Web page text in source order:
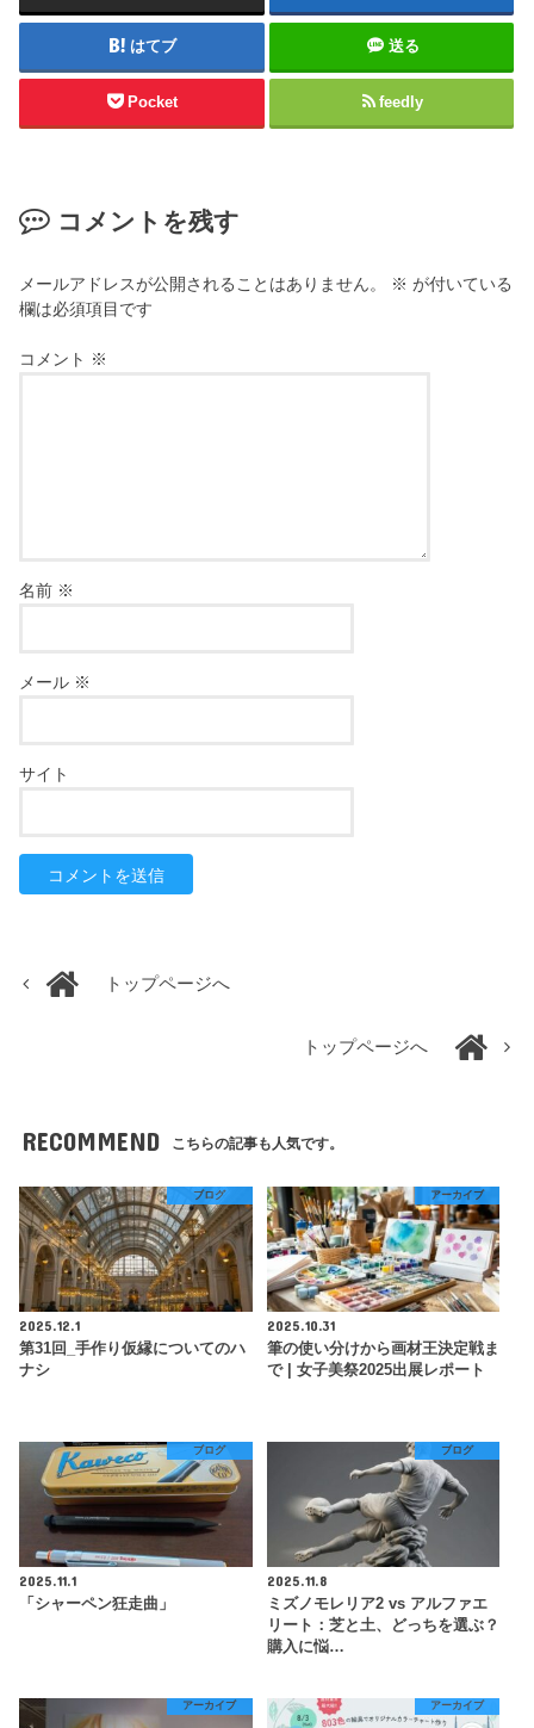
はてブ 送る
Pocket feedly
コメントを残す
メールアドレスが公開されることはありません。 ※ が付いている
欄は必須項目です
コメント ※
名前 ※
メール ※
サイト
トップページへ
トップページへ
RECOMMEND こちらの記事も人気です。
ブログ
2025.12.1
第31回_手作り仮縁についてのハ
ナシ
アーカイブ
2025.10.31
筆の使い分けから画材王決定戦ま
で | 女子美祭2025出展レポート
ブログ
2025.11.1
「シャーペン狂走曲」
ブログ
2025.11.8
ミズノモレリア2 vs アルファエ
リート：芝と土、どっちを選ぶ？
購入に悩…
アーカイブ アーカイブ